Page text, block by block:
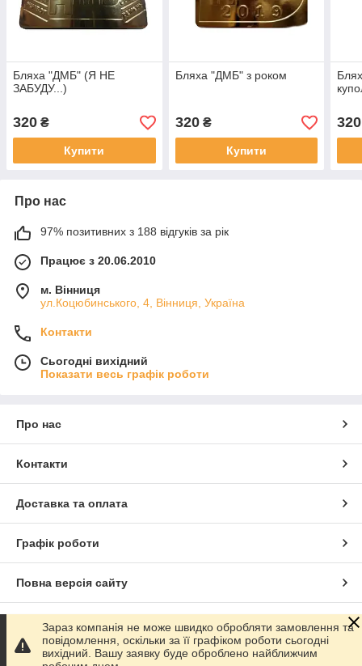
Бляха "ДМБ" (Я НЕ
ЗАБУДУ...)
320 ₴
Купити
Бляха "ДМБ" з роком
320₴
Купити
320
Про нас
97% позитивних з 188 відгуків за рік
Працює з 20.06.2010
м. Вінниця
ул.Коцюбинського, 4, Вінниця, Україна
Контакти
Сьогодні вихідний
Показати весь графік роботи
Про нас
Контакти
Доставка та оплата
Графік роботи
Повна версія сайту
Сайт створено на маркетплейсіProm.ua
Політика конфіденційності
Зараз компанія не може швидко обробляти замовлення та
повідомлення, оскільки за її графіком роботи сьогодні
вихідний. Вашу заявку буде оброблено найближчим